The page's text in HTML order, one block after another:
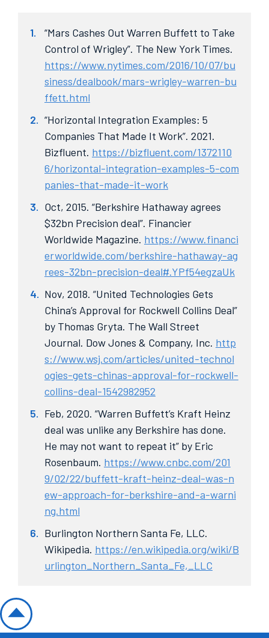
“Mars Cashes Out Warren Buffett to Take
Control of Wrigley”. The New York Times.
https://www.nytimes.com/2016/10/07/bu
siness/dealbook/mars-wrigley-warren-bu
ffett.html
“Horizontal Integration Examples: 5
Companies That Made It Work”. 2021.
Bizfluent. https://bizfluent.com/1372110
6/horizontal-integration-examples-5-com
panies-that-made-it-work
Oct, 2015. “Berkshire Hathaway agrees
$32bn Precision deal”. Financier
Worldwide Magazine. https://www.financi
erworldwide.com/berkshire-hathaway-ag
rees-32bn-precision-deal#.YPf54egzaUk
Nov, 2018. “United Technologies Gets
China’s Approval for Rockwell Collins Deal”
by Thomas Gryta. The Wall Street
Journal. Dow Jones & Company, Inc. http
s://www.wsj.com/articles/united-technol
ogies-gets-chinas-approval-for-rockwell-
collins-deal-1542982952
Feb, 2020. “Warren Buffett’s Kraft Heinz
deal was unlike any Berkshire has done.
He may not want to repeat it” by Eric
Rosenbaum. https://www.cnbc.com/201
9/02/22/buffett-kraft-heinz-deal-was-n
ew-approach-for-berkshire-and-a-warni
ng.html
Burlington Northern Santa Fe, LLC.
Wikipedia. https://en.wikipedia.org/wiki/B
urlington_Northern_Santa_Fe,_LLC